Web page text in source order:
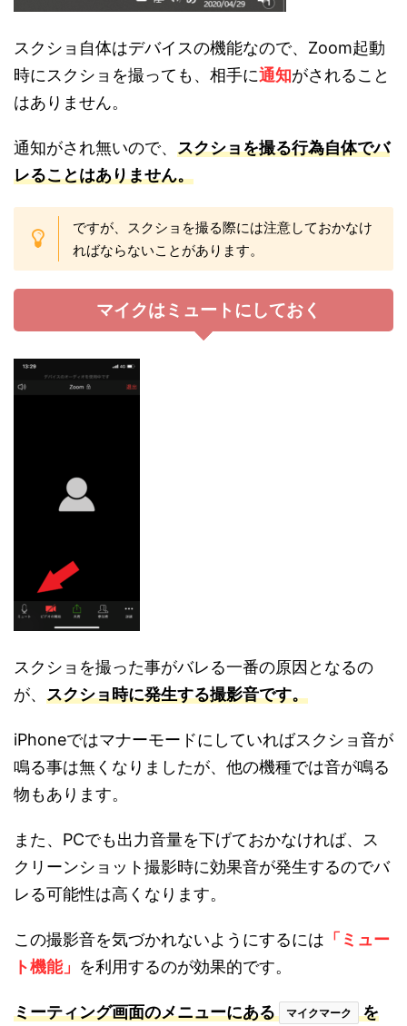
スクショ自体はデバイスの機能なので、Zoom起動
時にスクショを撮っても、相手に通知がされること
はありません。
通知がされ無いので、 スクショを撮る行為自体でバ
レることはありません。
ですが、スクショを撮る際には注意しておかなけ
ればならないことがあります。
マイクはミュートにしておく
スクショを撮った事がバレる一番の原因となるの
が、 スクショ時に発生する撮影音です。
iPhoneではマナーモードにしていればスクショ音が
鳴る事は無くなりましたが、他の機種では音が鳴る
物もあります。
また、PCでも出力音量を下げておかなければ、ス
クリーンショット撮影時に効果音が発生するのでバ
レる可能性は高くなります。
この撮影音を気づかれないようにするには 「ミュー
ト機能」 を利用するのが効果的です。
ミーティング画面のメニューにある マイクマーク
を